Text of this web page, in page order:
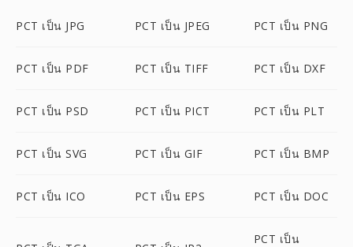
PCT เป็น JPG PCT เป็น JPEG PCT เป็น PNG
PCT เป็น PDF PCT เป็น TIFF PCT เป็น DXF
PCT เป็น PSD PCT เป็น PICT PCT เป็น PLT
PCT เป็น SVG PCT เป็น GIF PCT เป็น BMP
PCT เป็น ICO PCT เป็น EPS PCT เป็น DOC
PCT เป็น